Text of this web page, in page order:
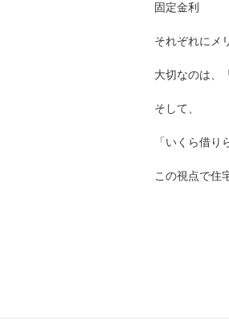
固定金利
それぞれにメ
大切なのは、
そして、
「いくら借
この視点で住